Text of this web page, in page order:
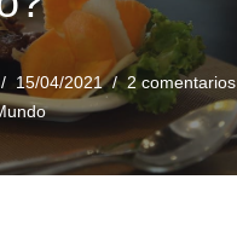
15/04/2021
2 comentarios